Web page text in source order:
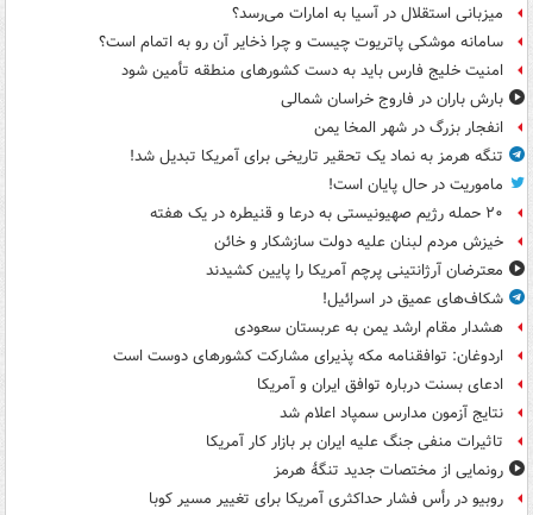
میزبانی استقلال در آسیا به امارات می‌رسد؟
سامانه موشکی پاتریوت چیست و چرا ذخایر آن رو به اتمام است؟
امنیت خلیج فارس باید به دست کشورهای منطقه تأمین شود
بارش باران در فاروج خراسان شمالی
انفجار بزرگ در شهر المخا یمن
تنگه هرمز به نماد یک تحقیر تاریخی برای آمریکا تبدیل شد!
ماموریت در حال پایان است!
۲۰ حمله رژیم صهیونیستی به درعا و قنیطره در یک هفته
خیزش مردم لبنان علیه دولت سازشکار و خائن
معترضان آرژانتینی پرچم آمریکا را پایین کشیدند
شکاف‌های عمیق در اسرائیل!
هشدار مقام ارشد یمن به عربستان سعودی
اردوغان: توافقنامه مکه پذیرای مشارکت کشورهای دوست است
ادعای بسنت درباره توافق ایران و آمریکا
نتایج آزمون مدارس سمپاد اعلام شد
تاثیرات منفی جنگ علیه ایران بر بازار کار آمریکا
رونمایی از مختصات جدید تنگۀ هرمز
روبیو در رأس فشار حداکثری آمریکا برای تغییر مسیر کوبا